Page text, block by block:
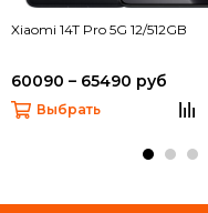
Xiaomi 14T Pro 5G 12/512GB
60090 – 65490 руб
Выбрать